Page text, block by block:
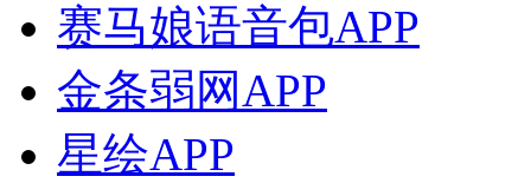
赛马娘语音包APP
金条弱网APP
星绘APP